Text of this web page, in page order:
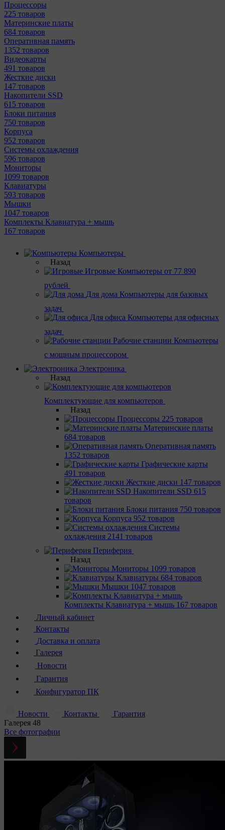
Процессоры
225 товаров
Материнcкие платы
684 товаров
Оперативная память
1352 товаров
Видеокарты
491 товаров
Жесткие диски
147 товаров
Накопители SSD
615 товаров
Блоки питания
750 товаров
Корпуса
952 товаров
Системы охлаждения
596 товаров
Мониторы
1099 товаров
Клавиатуры
593 товаров
Мышки
1047 товаров
Комплекты Клавиатура + мышь
167 товаров
Компьютеры
Назад
Игровые Компьютеры от 77 890
рублей
Для дома Компьютеры для базовых
задач
Для офиса Компьютеры для офисных
задач
Рабочие станции Компьютеры
с мощным процессором
Электроника
Назад
Комплектующие для компьютеров
Назад
Процессоры 225 товаров
Материнcкие платы
684 товаров
Оперативная память
1352 товаров
Графические карты
491 товаров
Жесткие диски 147 товаров
Накопители SSD 615
товаров
Блоки питания 750 товаров
Корпуса 952 товаров
Системы
охлаждения 2141 товаров
Периферия
Назад
Мониторы 1099 товаров
Клавиатуры 684 товаров
Мышки 1047 товаров
Комплекты Клавиатура + мышь 167 товаров
Личный кабинет
Контакты
Доставка и оплата
Галерея
Новости
Гарантия
Конфигуратор ПК
Новости Контакты
Гарантия
Галерея 48
Все фотографии